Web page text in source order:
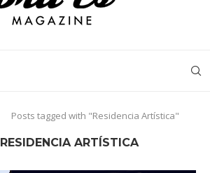
Posts tagged with "Residencia Artística"
RESIDENCIA ARTÍSTICA